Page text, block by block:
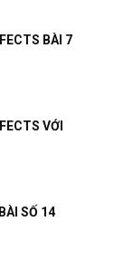
BÀI 7
VỚI
SỐ 14